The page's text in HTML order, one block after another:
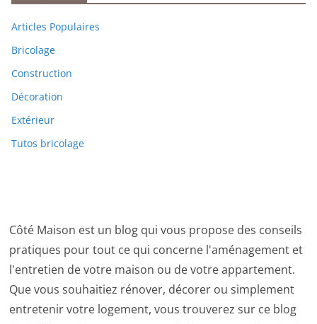
Articles Populaires
Bricolage
Construction
Décoration
Extérieur
Tutos bricolage
Côté Maison est un blog qui vous propose des conseils
pratiques pour tout ce qui concerne l'aménagement et
l'entretien de votre maison ou de votre appartement.
Que vous souhaitiez rénover, décorer ou simplement
entretenir votre logement, vous trouverez sur ce blog